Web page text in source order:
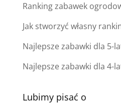
Ranking zabawek
Jak stworzyć własny
Najlepsze zabawki dla 5-
Najlepsze zabawki dla 4-
Lubimy pisać o